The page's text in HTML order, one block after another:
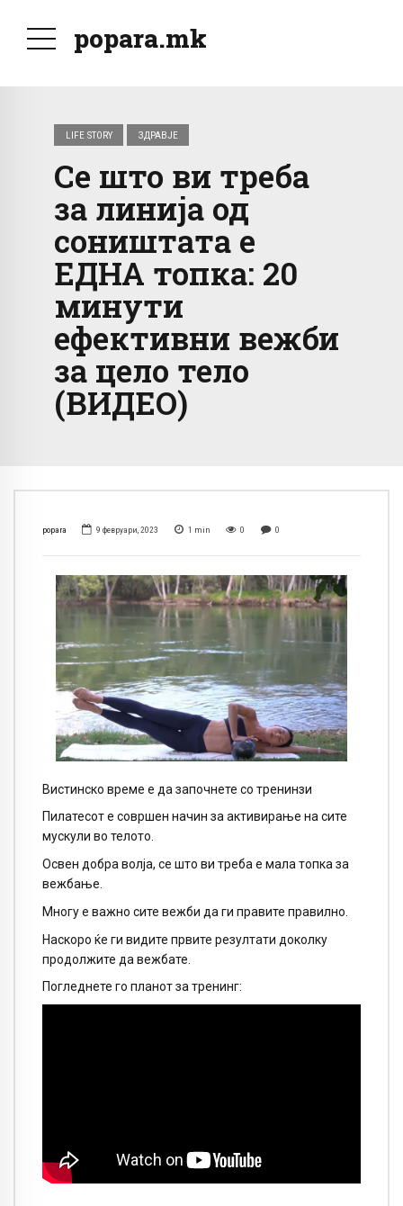
popara.mk
LIFE STORY ЗДРАВЈЕ
Се што ви треба
за линија од
соништата е
ЕДНА топка: 20
минути
ефективни вежби
за цело тело
(ВИДЕО)
popara 9 февруари, 2023 1 min 0 0
Вистинско време е да започнете со тренинзи
Пилатесот е совршен начин за активирање на сите
мускули во телото.
Освен добра волја, се што ви треба е мала топка за
вежбање.
Многу е важно сите вежби да ги правите правилно.
Наскоро ќе ги видите првите резултати доколку
продолжите да вежбате.
Погледнете го планот за тренинг: